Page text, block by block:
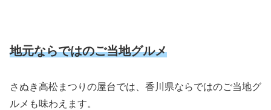
地元ならではのご当地グルメ
さぬき高松まつりの屋台では、香川県ならではのご当地グ
ルメも味わえます。